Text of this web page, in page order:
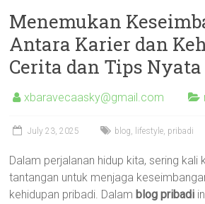
Menemukan
Antara Karier dan
Cerita dan Tips Nyata
xbaravecaasky@gmail.com
July 23, 2025 blog, lifestyle, pribadi
Dalam perjalanan hidup kita, sering kali
tantangan untuk menjaga
kehidupan pribadi. Dalam blog pribadi